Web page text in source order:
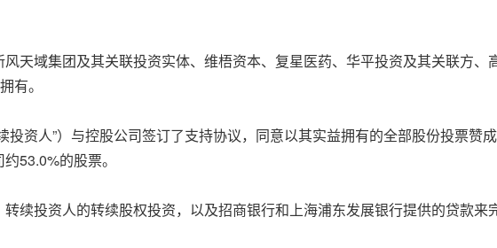
天域集团及其关联投资实体、维梧资本、复星医药、华平投资及其关联方
有。
投资人”）与控股公司签订了支持协议，同意以其实益拥有的全部股份投票赞
53.0%的股票。
续投资人的转续股权投资，以及招商银行和上海浦东发展银行提供的贷款来